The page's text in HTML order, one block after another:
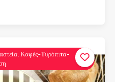
Καφές-Τυρόπιτα-